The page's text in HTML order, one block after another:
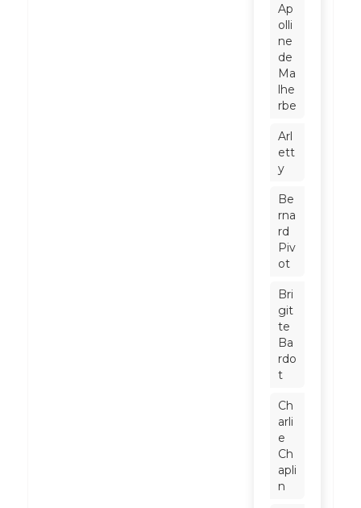
Ap
olli
ne
de
Ma
lhe
rbe
Arl
ett
y
Be
rna
rd
Piv
ot
Bri
git
te
Ba
rdo
t
Ch
arli
e
Ch
apli
n